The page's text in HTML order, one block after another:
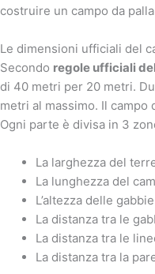
costruire un campo da
Le dimensioni ufficiali del
Secondo regole ufficiali
di 40 metri per 20 metri.
metri al massimo. Il
Ogni parte è divisa in 3
La larghezza del
La lunghezza del
L’altezza delle
La distanza tra le
La distanza tra le
La distanza tra la